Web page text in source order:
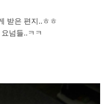
받은 편지..ㅎㅎ
넘들..ㅋㅋ